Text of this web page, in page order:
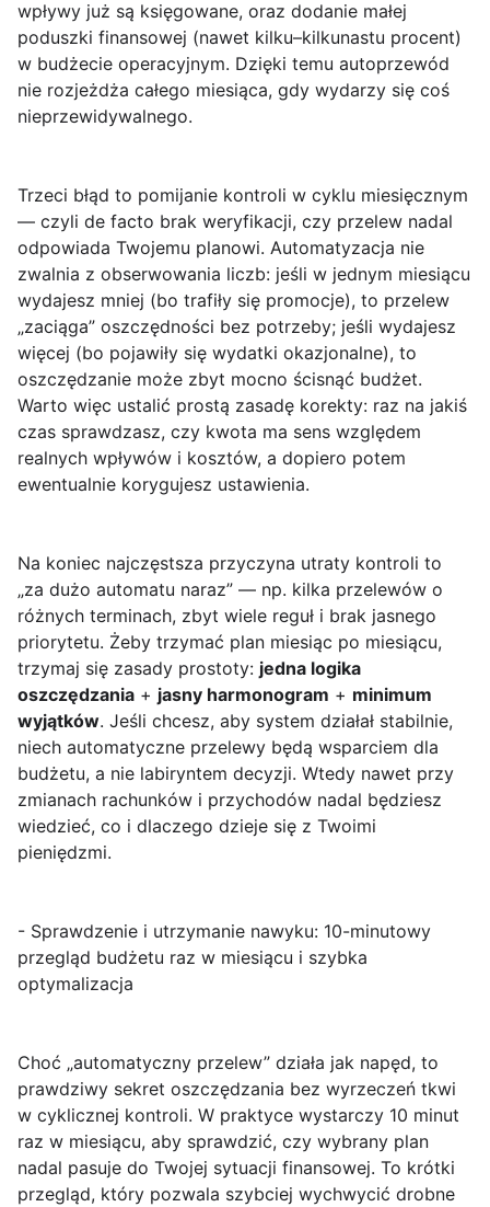
wpływy już są księgowane, oraz dodanie małej
poduszki finansowej (nawet kilku–kilkunastu procent)
w budżecie operacyjnym. Dzięki temu autoprzewód
nie rozjeżdża całego miesiąca, gdy wydarzy się coś
nieprzewidywalnego.
Trzeci błąd to pomijanie kontroli w cyklu miesięcznym
— czyli de facto brak weryfikacji, czy przelew nadal
odpowiada Twojemu planowi. Automatyzacja nie
zwalnia z obserwowania liczb: jeśli w jednym miesiącu
wydajesz mniej (bo trafiły się promocje), to przelew
„zaciąga” oszczędności bez potrzeby; jeśli wydajesz
więcej (bo pojawiły się wydatki okazjonalne), to
oszczędzanie może zbyt mocno ścisnąć budżet.
Warto więc ustalić prostą zasadę korekty: raz na jakiś
czas sprawdzasz, czy kwota ma sens względem
realnych wpływów i kosztów, a dopiero potem
ewentualnie korygujesz ustawienia.
Na koniec najczęstsza przyczyna utraty kontroli to
„za dużo automatu naraz” — np. kilka przelewów o
różnych terminach, zbyt wiele reguł i brak jasnego
priorytetu. Żeby trzymać plan miesiąc po miesiącu,
trzymaj się zasady prostoty: jedna logika
oszczędzania + jasny harmonogram + minimum
wyjątków. Jeśli chcesz, aby system działał stabilnie,
niech automatyczne przelewy będą wsparciem dla
budżetu, a nie labiryntem decyzji. Wtedy nawet przy
zmianach rachunków i przychodów nadal będziesz
wiedzieć, co i dlaczego dzieje się z Twoimi
pieniędzmi.
- Sprawdzenie i utrzymanie nawyku: 10-minutowy
przegląd budżetu raz w miesiącu i szybka
optymalizacja
Choć „automatyczny przelew” działa jak napęd, to
prawdziwy sekret oszczędzania bez wyrzeczeń tkwi
w cyklicznej kontroli. W praktyce wystarczy 10 minut
raz w miesiącu, aby sprawdzić, czy wybrany plan
nadal pasuje do Twojej sytuacji finansowej. To krótki
przegląd, który pozwala szybciej wychwycić drobne